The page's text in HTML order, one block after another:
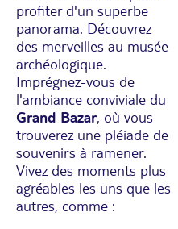
profiter d'un superbe
panorama. Découvrez
des merveilles au musée
archéologique.
Imprégnez-vous de
l'ambiance conviviale du
Grand Bazar, où vous
trouverez une pléiade de
souvenirs à ramener.
Vivez des moments plus
agréables les uns que les
autres, comme :